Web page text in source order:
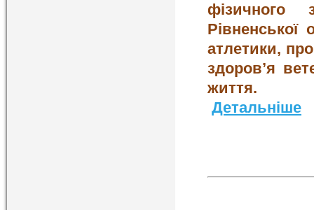
фізичного
Рівненської
атлетики,
здоров’я
Детальніше